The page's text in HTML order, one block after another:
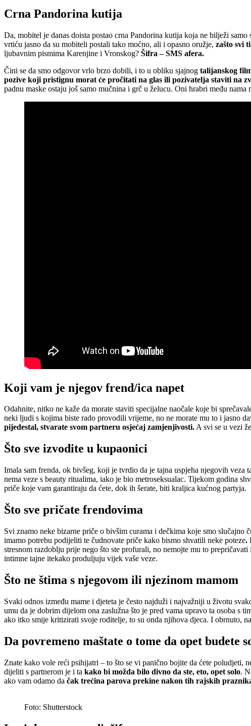
Crna Pandorina kutija
Da, mobitel je danas doista postao crna Pandorina kutija koja ne bilježi
vrtiću jasno da su mobiteli postali tako moćno, ali i opasno oružje, zašto svi
ljubavnim pismima Karenjine i Vronskog? Šifra – SMS afera.
Čini se da smo odgovor vrlo brzo dobili, i to u obliku sjajnog talijanskog
pozive koji pristignu morat će pročitati na glas ili pozivatelja staviti na
padnu maske ostaju još samo mučnina i grč u želucu. Oni hrabri među
Koji vam je njegov frend/ica napet
Odahnite, nitko ne kaže da morate staviti specijalne naočale koje bi
neki ljudi s kojima biste rado provodili vrijeme, no ne morate mu to i jasno
pijedestal, stvarate svom partneru osjećaj zamjenjivosti.A svi se u vezi
Što sve izvodite u kupaonici
Imala sam frenda, ok bivšeg, koji je tvrdio da je tajna uspjeha njegovih
nema veze s beauty ritualima, iako je bio metroseksualac. Tijekom godina
priče koje vam garantiraju da ćete, dok ih šerate, biti kraljica kućnog partyja.
Što sve pričate frendovima
Svi znamo neke bizarne priče o bivšim curama i dečkima koje smo
imamo potrebu podijeliti te čudnovate priče kako bismo shvatili neke poteze.
stresnom razdoblju prije nego što ste profurali, no nemojte mu to prepričavati i
intimne tajne itekako produljuju vijek vaše veze.
Što ne štima s njegovom ili njezinom mamom
Svaki odnos između mame i djeteta je često najduži i najvažniji u životu
umu da je dobrim dijelom ona zaslužna što je pred vama upravo ta osoba s
ako itko smije kritizirati svoje roditelje, to su onda njihova djeca. I obrnuto,
Da povremeno maštate o tome da opet budete
Znate kako vole reći psihijatri – to što se vi panično bojite da ćete poludjeti,
dijeliti s partnerom je i ta kako bi možda bilo divno da ste, eto, opet solo.
ako vam odamo da čak trećina parova prekine nakon tih rajskih
Foto: Shutterstock